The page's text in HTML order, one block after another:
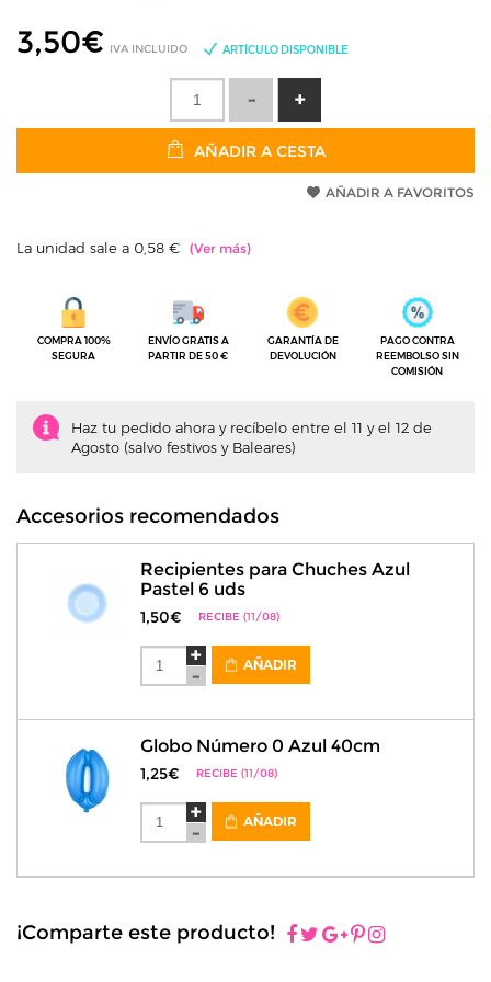
3,50€ IVA INCLUIDO ARTÍCULO DISPONIBLE
AÑADIR A CESTA
AÑADIR A FAVORITOS
La unidad sale a 0,58 €
COMPRA 100%
SEGURA
ENVÍO GRATIS A
PARTIR DE 50 €
GARANTÍA DE
DEVOLUCIÓN
PAGO CONTRA
REEMBOLSO SIN
COMISIÓN
Haz tu pedido ahora y recíbelo entre el 11 y el 12 de
Agosto (salvo festivos y Baleares)
Accesorios recomendados
Recipientes para Chuches Azul
Pastel 6 uds
1,50€ RECIBE (11/08)
AÑADIR
Globo Número 0 Azul 40cm
1,25€ RECIBE (11/08)
AÑADIR
¡Comparte este producto!